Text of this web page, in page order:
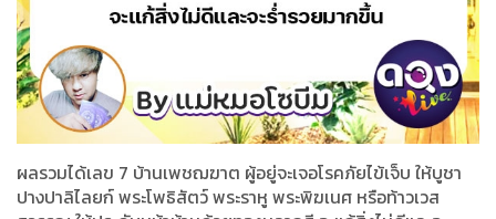
ผลรวมได้เลข 7 บ้านเพชฌฆาต ผู้อยู่จะเจอโรคภัยไข้เจ็บ ให้บูชา
ปางปาลิไลยก์ พระโพธิสัตว์ พระราหู พระพิฆเนศ หรือท้าวเวส